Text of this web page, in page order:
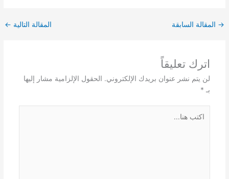
→ المقالة السابقة المقالة التالية ←
اترك تعليقاً
لن يتم نشر عنوان بريدك الإلكتروني. الحقول الإلزامية مشار إليها
بـ *
هنا...